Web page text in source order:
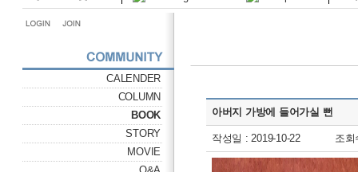
CALENDER
COLUMN
BOOK
STORY
MOVIE
아버지 가방에 들어가실 뻔
작성일 : 2019-10-22 조회